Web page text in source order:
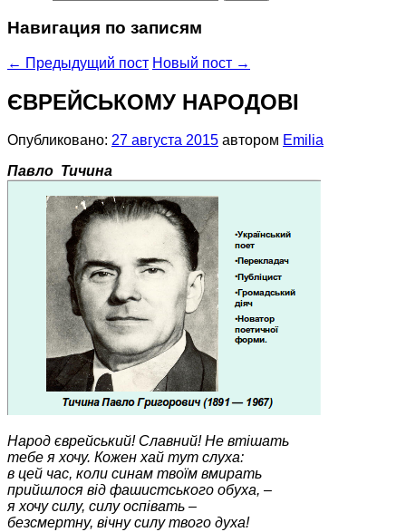
Навигация по записям
← Предыдущий пост Новый пост →
ЄВРЕЙСЬКОМУ НАРОДОВІ
Опубликовано: 27 августа 2015 автором Emilia
Павло Тичина
Народ єврейський! Славний! Не втішать
тебе я хочу. Кожен хай тут слуха:
в цей час, коли синам твоїм вмирать
прийшлося від фашистського обуха, –
я хочу силу, силу оспівать –
безсмертну, вічну силу твого духа!